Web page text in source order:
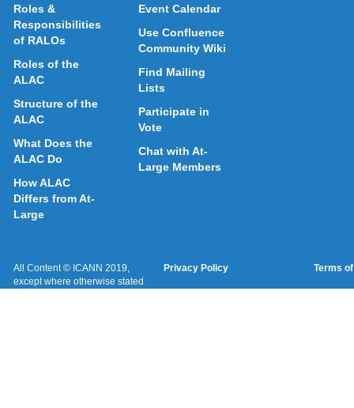
Roles &
Responsibilities
of RALOs
Roles of the
ALAC
Structure of the
ALAC
What Does the
ALAC Do
How ALAC
Differs from At-
Large
Event Calendar
Use Confluence
Community Wiki
Find Mailing
Lists
Participate in
Vote
Chat with At-
Large Members
All Content © ICANN 2019,
except where otherwise stated
Privacy Policy Terms